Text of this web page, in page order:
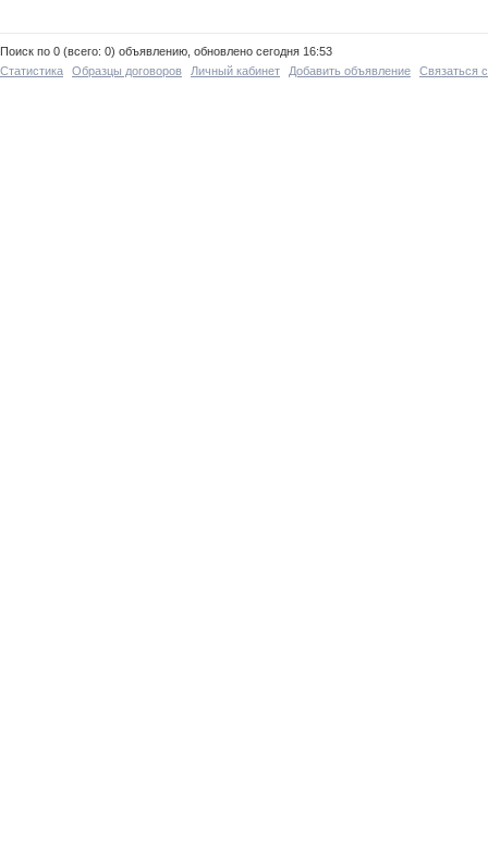
Поиск по 0 (всего: 0) объявлению, обновлено сегодня 16:53
Статистика
Образцы договоров Личный кабинет Добавить объявление Связаться